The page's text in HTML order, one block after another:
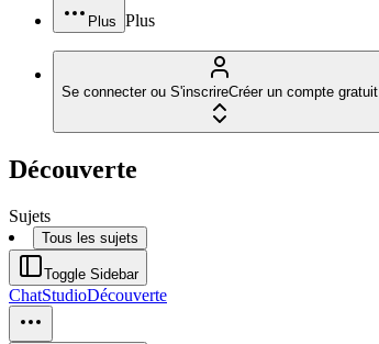
Plus Plus
Se connecter ou S'inscrireCréer un compte gratuit
Découverte
Sujets
Tous les sujets
Toggle Sidebar
ChatStudioDécouverte